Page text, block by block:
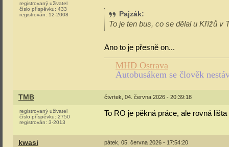
registrovaný uživatel
číslo příspěvku: 433
registrován: 12-2008 Pajzák:
To je ten bus, co se dělal u Křížů v
Ano to je přesně on...
MHD Ostrava
Autobusákem se člověk
TMB čtvrtek, 04. června 2026 - 20:39:18
registrovaný uživatel
číslo příspěvku: 2750
registrován: 3-2013
To RO je pěkná práce, ale rovná
kwasi pátek, 05. června 2026 - 17:54:20